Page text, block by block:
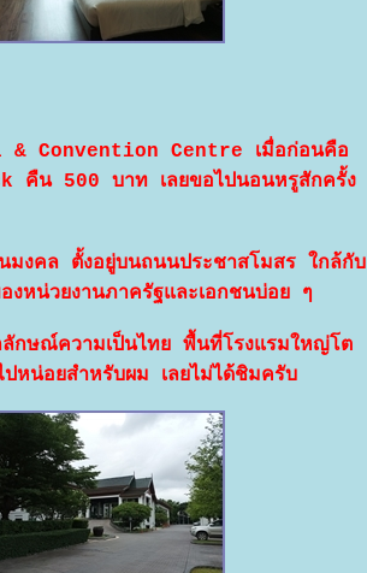
Convention Centre เมื่อก่อนคือ
คืน 500 บาท เลยขอไปนอนหรูสักครั้ง
งคล ตั้งอยู่บนถนนประชาสโมสร ใกล้กับ
งหน่วยงานภาครัฐและเอกชนบ่อย ๆ
กษณ์ความเป็นไทย พื้นที่โรงแรมใหญ่โต
น่อยสำหรับผม เลยไม่ได้ชิมครับ